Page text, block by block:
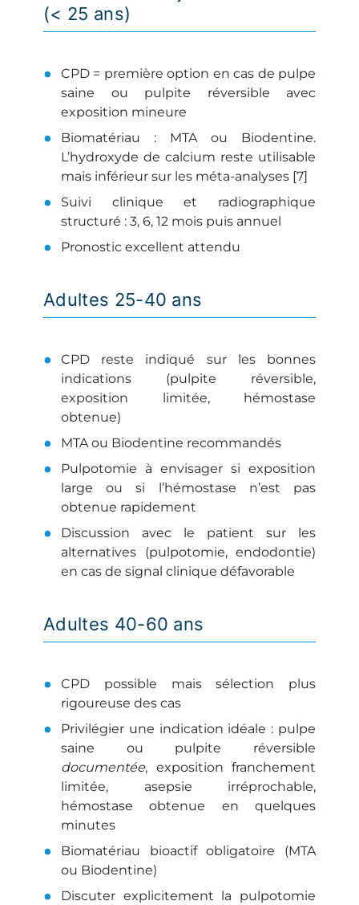
(< 25 ans)
CPD = première option en cas de pulpe
saine ou pulpite réversible avec
exposition mineure
Biomatériau : MTA ou Biodentine.
L’hydroxyde de calcium reste utilisable
mais inférieur sur les méta-analyses [7]
Suivi clinique et radiographique
structuré : 3, 6, 12 mois puis annuel
Pronostic excellent attendu
Adultes 25-40 ans
CPD reste indiqué sur les bonnes
indications (pulpite réversible,
exposition limitée, hémostase
obtenue)
MTA ou Biodentine recommandés
Pulpotomie à envisager si exposition
large ou si l’hémostase n’est pas
obtenue rapidement
Discussion avec le patient sur les
alternatives (pulpotomie, endodontie)
en cas de signal clinique défavorable
Adultes 40-60 ans
CPD possible mais sélection plus
rigoureuse des cas
Privilégier une indication idéale : pulpe
saine ou pulpite réversible
documentée, exposition franchement
limitée, asepsie irréprochable,
hémostase obtenue en quelques
minutes
Biomatériau bioactif obligatoire (MTA
ou Biodentine)
Discuter explicitement la pulpotomie